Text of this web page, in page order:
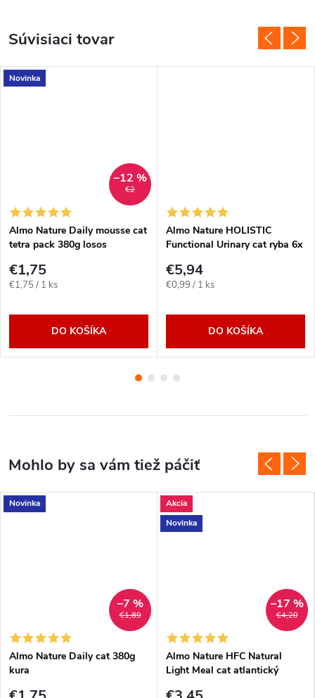
Súvisiaci tovar
Novinka
€2
–12 %
Almo Nature Daily mousse cat
tetra pack 380g losos
€1,75
Jednotková
€1,75 / 1 ks
DO KOŠÍKA
Almo Nature HOLISTIC
Functional Urinary cat ryba 6x
€5,94
Jednotková
€0,99 / 1 ks
DO KOŠÍKA
Novinka
€1,89
–7 %
Almo Nature Daily cat 380g
kura
Akcia
Novinka
€4,20
–17 %
Almo Nature HFC Natural
Light Meal cat atlantický